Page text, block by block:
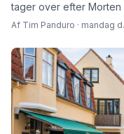
tager over efter Morten
Af Tim Panduro · mandag